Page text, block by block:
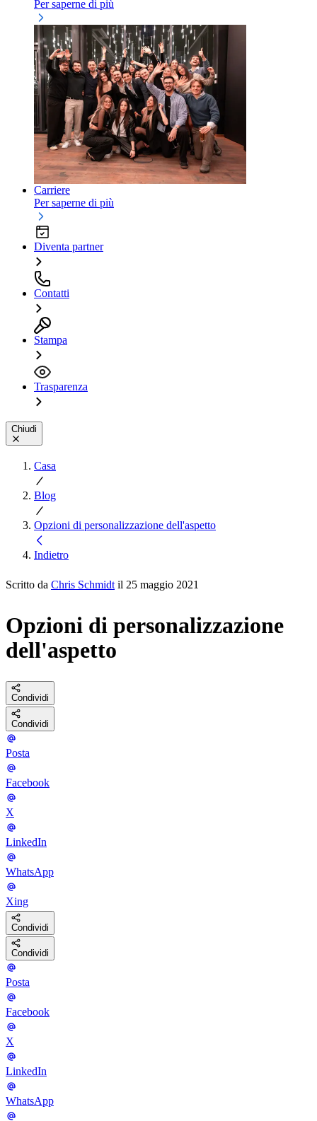
Per saperne di più
Carriere
Per saperne di più
Diventa partner
Contatti
Stampa
Trasparenza
Chiudi
Casa
Blog
Opzioni di personalizzazione dell'aspetto
Indietro
Scritto da Chris Schmidt il 25 maggio 2021
Opzioni di personalizzazione
dell'aspetto
Condividi
Condividi
Posta
Facebook
X
LinkedIn
WhatsApp
Xing
Condividi
Condividi
Posta
Facebook
X
LinkedIn
WhatsApp